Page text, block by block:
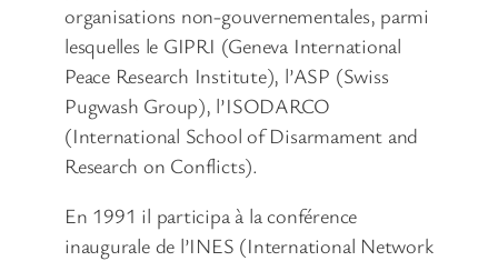
organisations non-gouvernementales, parmi
lesquelles le GIPRI (Geneva International
Peace Research Institute), l’ASP (Swiss
Pugwash Group), l’ISODARCO
(International School of Disarmament and
Research on Conflicts).
En 1991 il participa à la conférence
inaugurale de l’INES (International Network